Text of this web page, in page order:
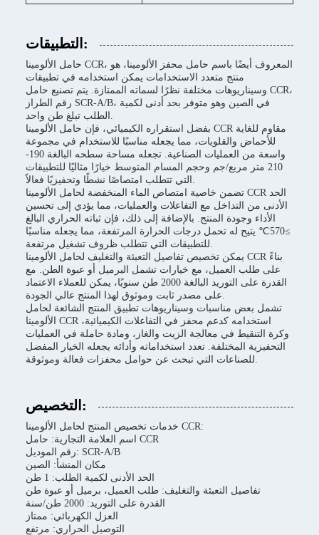
التطبيقات:
حامل الألومينا CCR، المعروف أيضًا باسم حامل محفز الألومينا، هو
منتج متعدد الاستخدامات يمكن استخدامه في تطبيقات
وسيناريوهات مختلفة نظرًا لسماته الممتازة. يتم تصنيع حامل CCR،
رقم الطراز SCR-A/B، في الصين وهو متوفر بحد أدنى لكمية
الطلب تبلغ طن واحد.
بفضل استقراره الكيميائي، فإن حامل الألومينا CCR مقاوم للغاية
للأحماض والقلويات، مما يجعله مناسبًا للاستخدام في مجموعة
واسعة من العمليات الصناعية. تجعله مساحة سطحه البالغة 190-
210 متر مربع/جم وحجم المسام المتوسط خيارًا مثاليًا للتطبيقات
التي تتطلب امتصاصًا نشطًا وتحفيزيًا فعالاً.
تضمن خاصية امتصاص الماء المنخفضة لحامل الألومينا CCR الحد
الأدنى من التداخل مع التفاعلات والعمليات، مما يؤدي إلى تحسين
الأداء وجودة المنتج. بالإضافة إلى ذلك، فإن ثباته الحراري البالغ
≥570℃ يتيح له تحمل درجات الحرارة المرتفعة، مما يجعله مناسبًا
للتطبيقات التي تتطلب ظروف تشغيل مرتفعة.
يمكن تخصيص تفاصيل التعبئة والتغليف لحامل الألومينا CCR بناءً
على طلب العميل، مع خيارات تشمل البرميل أو عبوة الطن. مع
القدرة على التوريد البالغة 2000 طن سنويًا، يمكن للعملاء الاعتماد
على مصدر ثابت وموثوق لهذا المنتج عالي الجودة.
تشمل بعض مناسبات وسيناريوهات تطبيق المنتج الشائعة لحامل
الألومينا CCR استخدامه كدعم محفز في التفاعلات الكيميائية،
وكرة التنقيط في معالجة الزيت والغاز، ومادة حاملة في العمليات
التحفيزية المختلفة. تعدد استخداماته وأدائه يجعله الخيار المفضل
للصناعات التي تبحث عن حوامل محفزات فعالة وموثوقة.
التخصيص:
خدمات تخصيص المنتج لحامل الألومينا CCR:
اسم العلامة التجارية: حامل CCR
رقم الموديل: SCR-A/B
مكان المنشأ: الصين
الحد الأدنى لكمية الطلب: 1 طن
تفاصيل التعبئة والتغليف: طلب العميل، برميل أو عبوة طن
القدرة على التوريد: 2000 طن/سنة
العزل الكهربائي: ممتاز
التوصيل الحراري: مرتفع